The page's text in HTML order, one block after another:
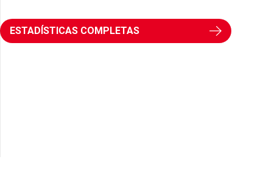
ESTADÍSTICAS COMPLETAS